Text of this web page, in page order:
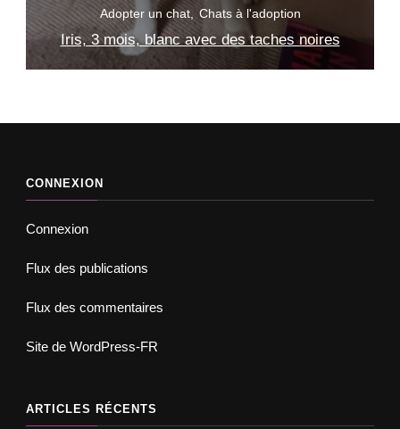
Adopter un chat Chats à l'adoption
Pirate, 3 mois, blanc avec une tache noire
CONNEXION
Connexion
Flux des publications
Flux des commentaires
Site de WordPress-FR
ARTICLES RÉCENTS